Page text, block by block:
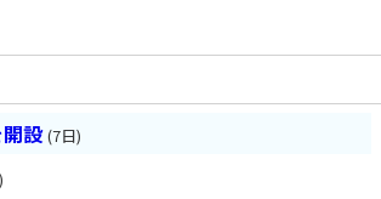
設 (7日)